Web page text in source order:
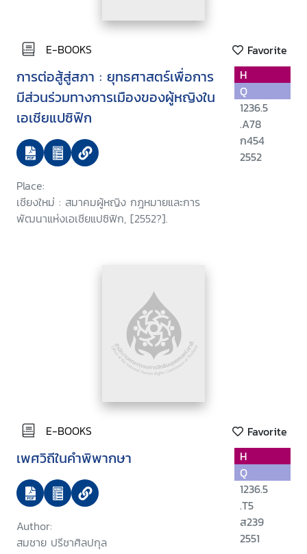
E-BOOKS Favorite
การต่อสู้สู่สภา : ยุทธศาสตร์เพื่อการ
มีส่วนร่วมทางการเมืองของผู้หญิงใน
เอเชียแปซิฟิก
Place:
เชียงใหม่ : สมาคมผู้หญิง กฎหมายและการ
พัฒนาแห่งเอเชียแปซิฟิก, [2552?].
H
Q
1236.5
.A78
ก454
2552
E-BOOKS Favorite
เพศวิถีในคำพิพากษา
Author:
สมชาย ปรีชาศิลปกุล
H
Q
1236.5
.T5
ส239
2551